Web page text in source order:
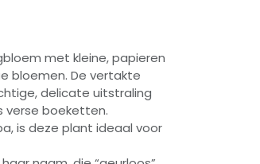
met kleine, papieren
bloemen. De vertakte
delicate uitstraling
verse boeketten.
is deze plant ideaal voor